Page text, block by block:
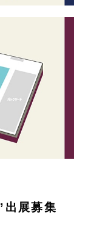
出展募集